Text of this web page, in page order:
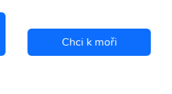
Chci k moři